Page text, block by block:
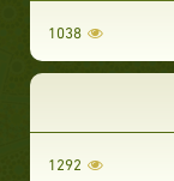
1038
1292